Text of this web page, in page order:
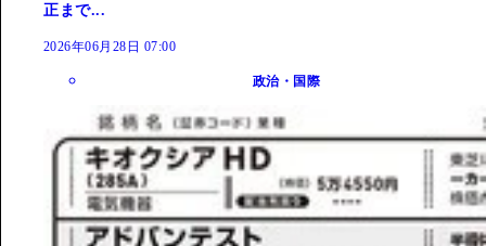
正まで...
2026年06月28日 07:00
政治・国際